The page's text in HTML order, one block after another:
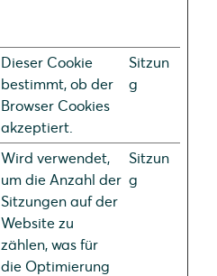
Dieser Cookie
bestimmt, ob der
Browser Cookies
akzeptiert.
Sitzun
g
Wird verwendet,
um die Anzahl der
Sitzungen auf der
Website zu
zählen, was für
die Optimierung
Sitzun
g